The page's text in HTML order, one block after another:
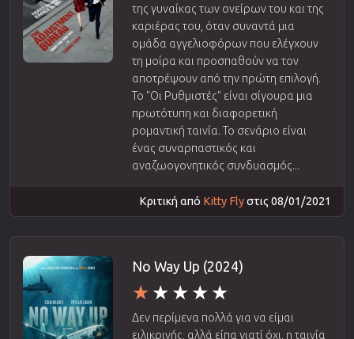
της γυναίκας των ονείρων του και της
καριέρας του, όταν συναντά μια
ομάδα αγγελιοφόρων που ελέγχουν
τη μοίρα και προσπαθούν να τον
αποτρέψουν από την πρώτη επιλογή.
Το "Οι Ρυθμιστές" είναι σίγουρα μια
πρωτότυπη και διαφορετική
ρομαντική ταινία. Το σενάριο είναι
ένας συναρπαστικός και
αναζωογονητικός συνδυασμός...
Κριτική από Kitty Flyστις 08/01/2021
No Way Up (2024)
Δεν περίμενα πολλά για να είμαι
ειλικρινής, αλλά είπα γιατί όχι, η ταινία